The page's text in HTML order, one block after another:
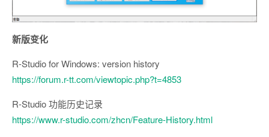
新版变化
R-Studio for Windows: version history
https://forum.r-tt.com/viewtopic.php?t=4853
R-Studio 功能历史记录
https://www.r-studio.com/zhcn/Feature-History.html